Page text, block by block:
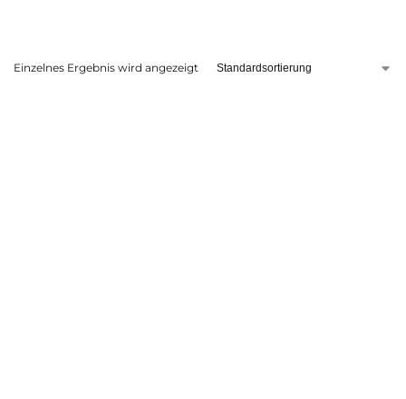
Einzelnes Ergebnis wird angezeigt